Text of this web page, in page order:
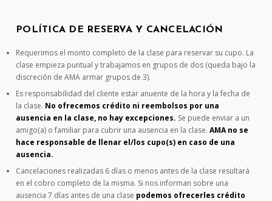
POLÍTICA DE RESERVA Y CANCELACIÓN
Requerimos el monto completo de la clase para reservar su cupo. La
clase empieza puntual y trabajamos en grupos de dos (queda bajo la
discreción de AMA armar grupos de 3).
Es responsabilidad del cliente estar anuente de la hora y la fecha de
la clase. No ofrecemos crédito ni reembolsos por una
ausencia en la clase, no hay excepciones. Se puede enviar a un
amigo(a) o familiar para cubrir una ausencia en la clase.AMA no se
hace responsable de llenar el/los cupo(s) en caso de una
ausencia.
Cancelaciones realizadas 6 días o menos antes de la clase resultará
en el cobro completo de la misma. Si nos informan sobre una
ausencia 7 días antes de una clase podemos ofrecerles crédito